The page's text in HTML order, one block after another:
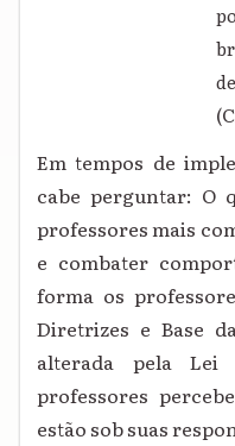
Em tempos de
cabe perguntar: O
professores mais
e combater
forma os
Diretrizes e Base
alterada pela Lei
professores
estão sob suas